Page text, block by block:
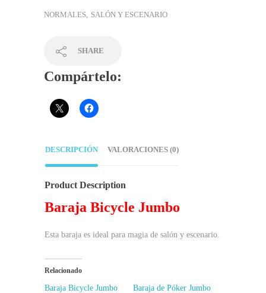
NORMALES, SALÓN Y ESCENARIO
SHARE
Compártelo:
DESCRIPCIÓN VALORACIONES (0)
Product Description
Baraja Bicycle Jumbo
Esta baraja es ideal para magia de salón y escenario.
Relacionado
Baraja Bicycle Jumbo
Baraja de Póker Jumbo